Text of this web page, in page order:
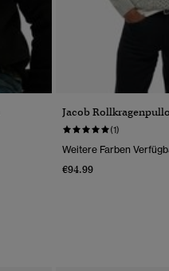
Jacob
(1)
Weitere Farben
€94.99